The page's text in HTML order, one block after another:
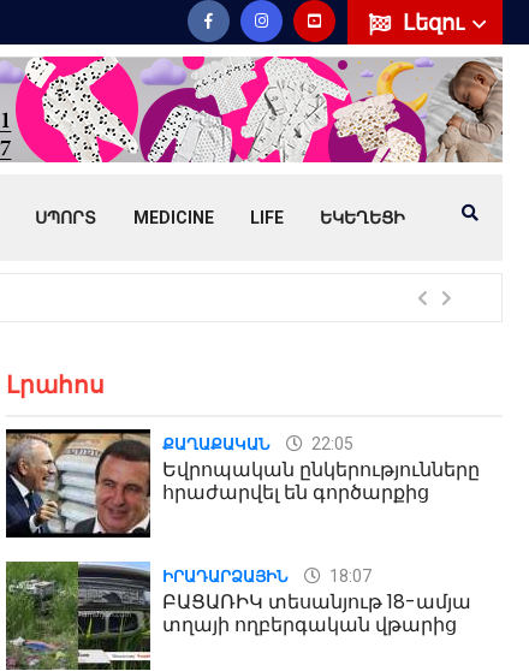
Լեզու
ՍՊՈՐՏ MEDICINE LIFE ԵԿԵՂԵՑԻ
Լրահոս
ՔԱՂԱՔԱԿԱՆ 22:05
Եվրոպական ընկերությունները
հրաժարվել են գործարքից
ԻՐԱԴԱՐՁԱՅԻՆ 18:07
ԲԱՑԱՌԻԿ տեսանյութ 18-ամյա
տղայի ողբերգական վթարից